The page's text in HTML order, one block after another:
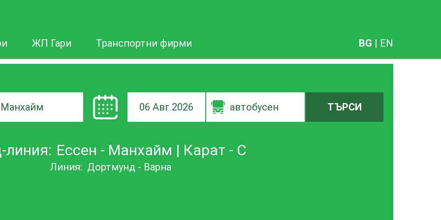
ЖП Гари Транспортни фирми BG | EN
06 Авг 2026 автобусен ТЪРСИ
линия: Ессен - Манхайм | Карат - С
Линия: Дортмунд - Варна